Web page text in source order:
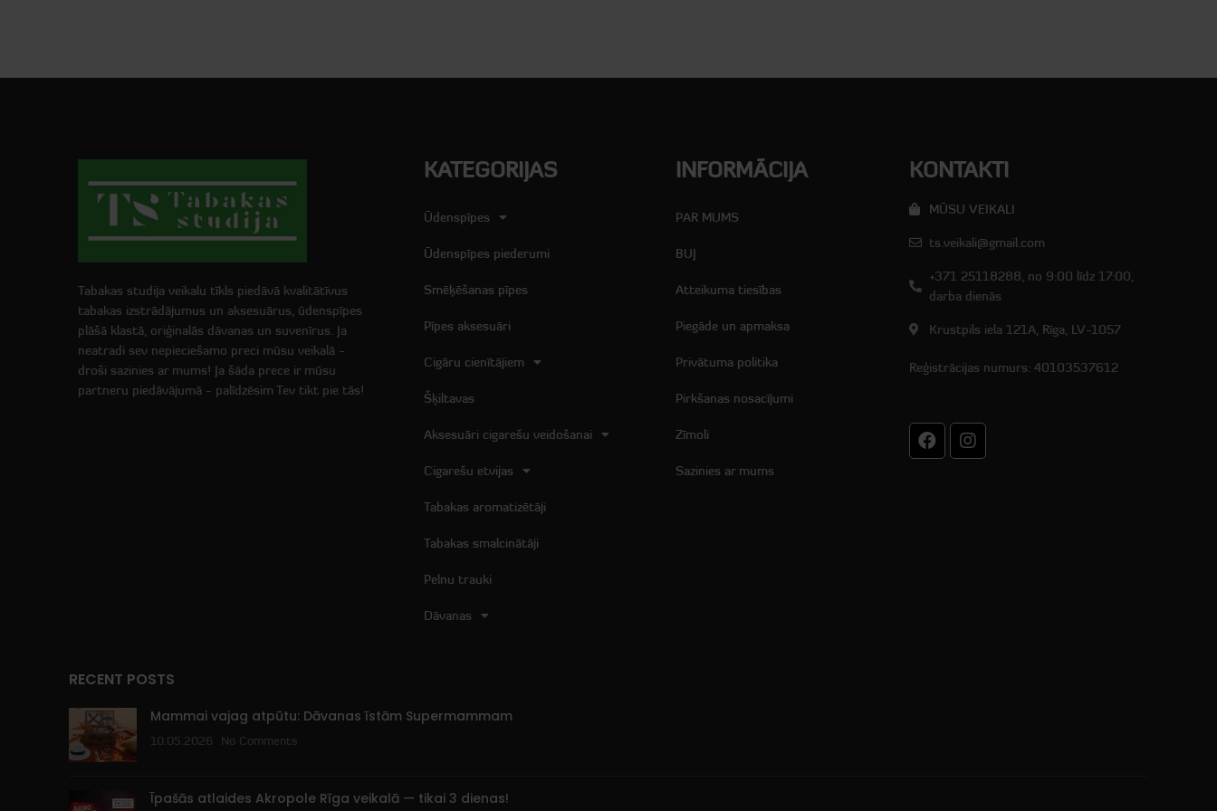
Tabakas studija veikalu tīkls piedāvā kvalitātīvus
tabakas izstrādājumus un aksesuārus, ūdenspīpes
plāšā klastā, oriģinalās dāvanas un suvenīrus. Ja
neatradi sev nepieciešamo preci mūsu veikalā -
droši sazinies ar mums! Ja šāda prece ir mūsu
partneru piedāvājumā - palīdzēsim Tev tikt pie tās!
KATEGORIJAS
Ūdenspīpes
Ūdenspīpes piederumi
Smēķēšanas pīpes
Pīpes aksesuāri
Cigāru cienītājiem
Šķiltavas
Aksesuāri cigarešu veidošanai
Cigarešu etvijas
Tabakas aromatizētāji
Tabakas smalcinātāji
Pelnu trauki
Dāvanas
INFORMĀCIJA
PAR MUMS
BUJ
Atteikuma tiesības
Piegāde un apmaksa
Privātuma politika
Pirkšanas nosacījumi
Zīmoli
Sazinies ar mums
KONTAKTI
MŪSU VEIKALI
ts.veikali@gmail.com
+371 25118288, no 9:00 līdz 17:00,
darba dienās
Krustpils iela 121A, Rīga, LV-1057
Reģistrācijas numurs: 40103537612
RECENT POSTS
Mammai vajag atpūtu: Dāvanas īstām Supermammam
10.05.2026 No Comments
Īpašās atlaides Akropole Rīga veikalā — tikai 3 dienas!